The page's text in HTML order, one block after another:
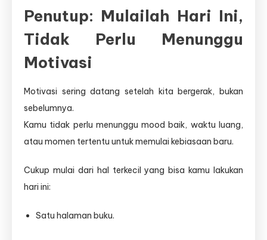
Penutup: Mulailah Hari Ini,
Tidak Perlu Menunggu
Motivasi
Motivasi sering datang setelah kita bergerak, bukan
sebelumnya.
Kamu tidak perlu menunggu mood baik, waktu luang,
atau momen tertentu untuk memulai kebiasaan baru.
Cukup mulai dari hal terkecil yang bisa kamu lakukan
hari ini:
Satu halaman buku.